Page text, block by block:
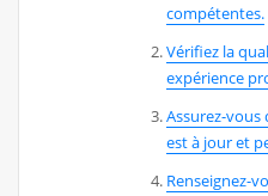
compétentes.
Vérifiez la
expérience
Assurez-
est à jour et
Renseignez-